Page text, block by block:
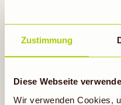
Zustimmung
Diese Webseite
Wir verwenden Cookies,